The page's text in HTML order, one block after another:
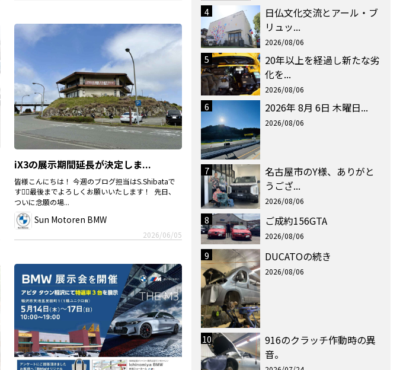
iX3の展示期間延長が決定しま...
皆様こんにちは！ 今週のブログ担当はS.Shibataで
す🙋‍♀️最後までよろしくお願いいたします！ 先日、
ついに念願の場...
Sun Motoren BMW
2026/06/05
4
日仏文化交流とアール・ブ
リュッ...
2026/08/06
5
20年以上を経過し新たな劣
化を...
2026/08/06
6 2026年 8月 6日 木曜日...
2026/08/06
7
名古屋市のY様、ありがと
うござ...
2026/08/06
8 ご成約156GTA
2026/08/06
9 DUCATOの続き
2026/08/06
10
916のクラッチ作動時の異
音。